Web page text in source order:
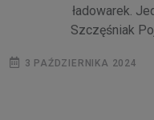
ładowarek.
Szczęśniak
3 PAŹDZIERNIKA 2024